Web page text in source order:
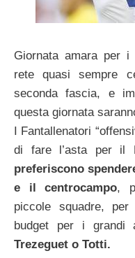
Giornata amara per i
rete quasi sempre
seconda fascia, e
questa giornata
I Fantallenatori
di fare l’asta per il
preferiscono
e il centrocampo,
piccole squadre,
budget per i grandi
Trezeguet o Totti.